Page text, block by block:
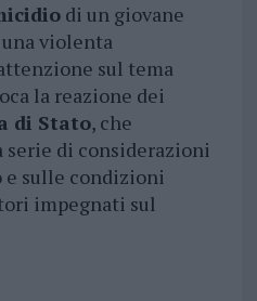
di un giovane
violenta
sul tema
la reazione dei
di Stato, che
serie di considerazioni
sulle condizioni
impegnati sul